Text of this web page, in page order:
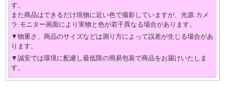
す。
また商品はできるだけ現物に近い色で撮影していますが、光源.カメ
ラ.モニター画面により実物と色が若干異なる場合があります。
▼物重さ、商品のサイズなどは測り方によって誤差が生じる場合があ
ります。
▼誠安では環境に配慮し最低限の簡易包装で商品をお届けいたしま
す。